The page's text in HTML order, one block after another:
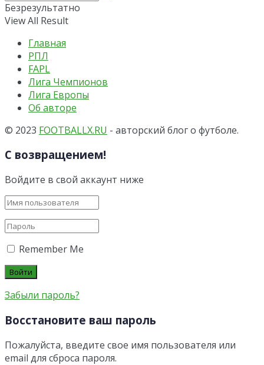
Безрезультатно
View All Result
Главная
РПЛ
FAPL
Лига Чемпионов
Лига Европы
Об авторе
© 2023 FOOTBALLX.RU - авторский блог о футболе.
С возвращением!
Войдите в свой аккаунт ниже
Remember Me
Забыли пароль?
Восстановите ваш пароль
Пожалуйста, введите свое имя пользователя или
email для сброса пароля.